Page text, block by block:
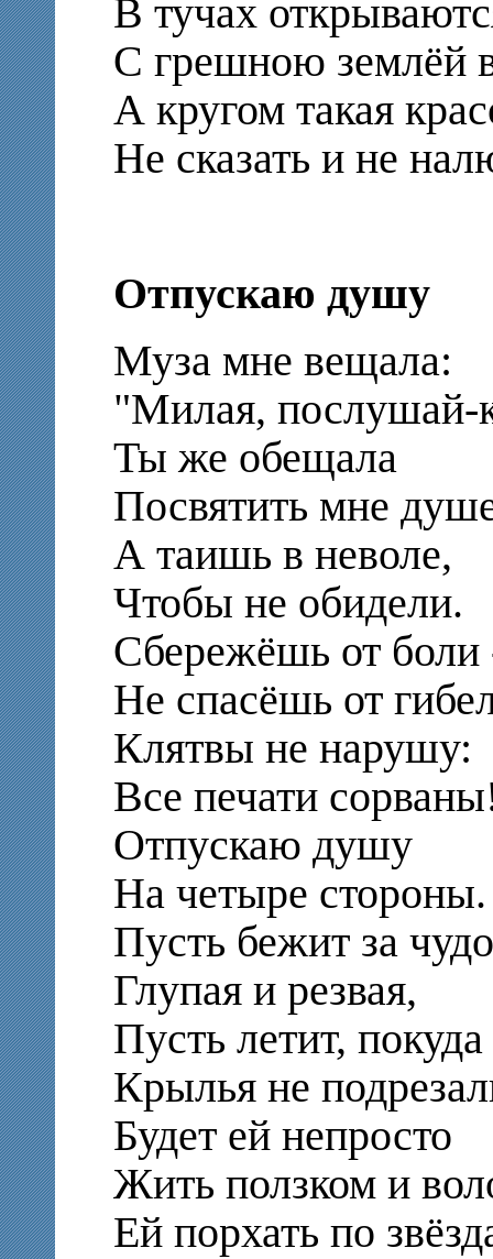
В тучах
С грешною землёй
А кругом такая
Не сказать и не
Отпускаю душу
Муза мне вещала:
"Милая, послушай-
Ты же обещала
Посвятить мне
А таишь в неволе,
Чтобы не обидели.
Сбережёшь от боли
Не спасёшь от
Клятвы не нарушу:
Все печати
Отпускаю душу
На четыре стороны.
Пусть бежит за
Глупая и резвая,
Пусть летит, покуда
Крылья не
Будет ей непросто
Жить ползком и
Ей порхать по